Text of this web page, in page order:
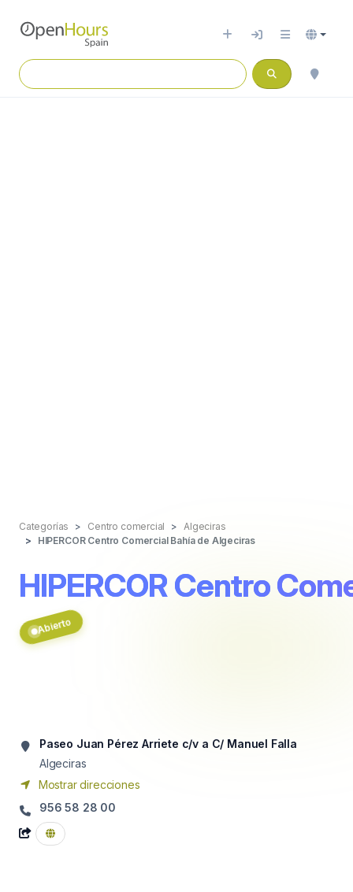
Categorías Centro comercial
Algeciras
HIPERCOR Centro Comercial Bahía de Algeciras
HIPERCOR Centro
Abierto
Paseo Juan Pérez Arriete c/v a C/ Manuel Falla
Algeciras
Mostrar direcciones
956 58 28 00